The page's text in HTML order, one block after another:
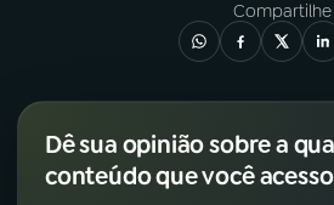
Compartilhe
Dê sua opinião sobre a
conteúdo que você